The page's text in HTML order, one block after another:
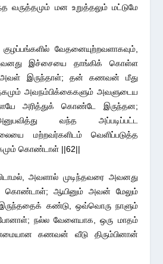
வருத்தமும் மன உறுத்தலும் மட்டுமே
வேதனையுற்றவளாகவும்,
இச்சையை தாங்கிக் கொள்ள
அவள் இருந்தாள்; தன் கணவன் மீது
அவநம்பிக்கைகளும் அவளுடைய
அரித்துக் கொண்டே இருந்தன;
வந்த அப்படிப்பட்ட
மற்றவர்களிடம் வெளிப்படுத்த
கொண்டாள் ||62||
அவளால் முடிந்தவரை அவனது
கொண்டாள்; ஆயினும் அவன் மேலும்
கண்டு, ஒவ்வொரு நாளும்
நல்ல வேளையாக, ஒரு மாதம்
கணவன் வீடு திரும்பினான்